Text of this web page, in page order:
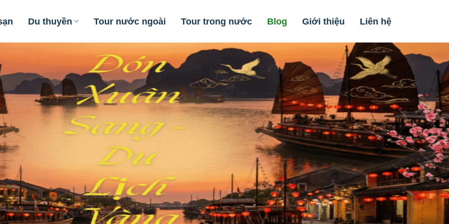
Du thuyền Tour nước ngoài Tour trong nước Blog Giới thiệu Liên hệ